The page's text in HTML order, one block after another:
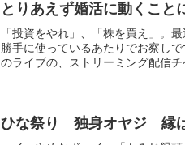
とりあえず婚活に動くこと
「投資をやれ」、「株を買え」。
勝手に使っているあたりでお察し
のライブの、ストリーミング配信
ひな祭り 独身オヤジ 縁は